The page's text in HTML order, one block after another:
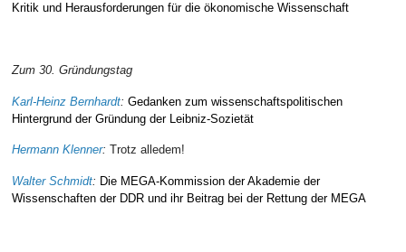
Kritik und Herausforderungen für die ökonomische Wissenschaft
Zum 30. Gründungstag
Karl-Heinz Bernhardt:Gedanken zum wissenschaftspolitischen
Hintergrund der Gründung der Leibniz-Sozietät
Hermann Klenner:Trotz alledem!
Walter Schmidt: Die MEGA-Kommission der Akademie der
Wissenschaften der DDR und ihr Beitrag bei der Rettung der MEGA